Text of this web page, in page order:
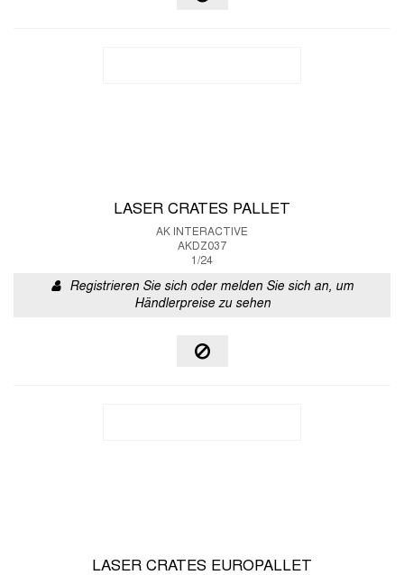
LASER CRATES PALLET
AK INTERACTIVE
AKDZ037
1/24
Registrieren Sie sich oder melden Sie sich an, um
Händlerpreise zu sehen
LASER CRATES EUROPALLET